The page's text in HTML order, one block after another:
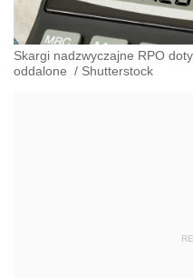
Skargi nadzwyczajne RPO
oddalone / Shutterstock